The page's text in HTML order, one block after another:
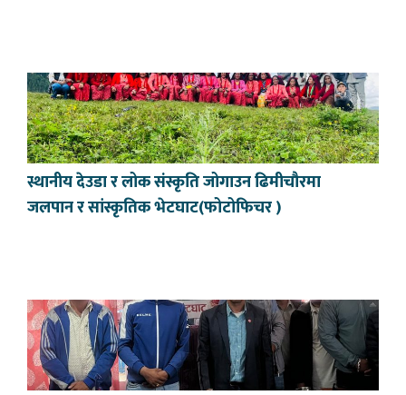
स्थानीय देउडा र लोक संस्कृति जोगाउन ढिमीचौरमा
जलपान र सांस्कृतिक भेटघाट(फोटोफिचर )